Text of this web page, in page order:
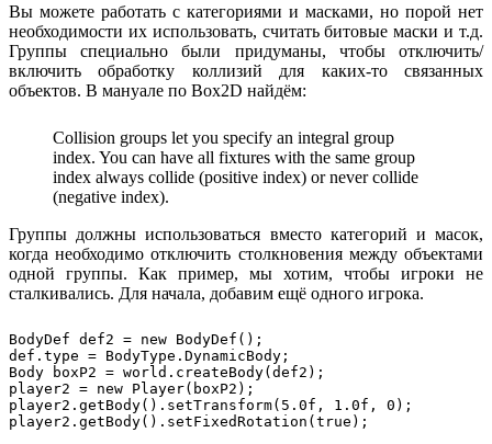
Вы можете работать с категориями и масками, но порой нет
необходимости их использовать, считать битовые маски и т.д.
Группы специально были придуманы, чтобы отключить/
включить обработку коллизий для каких-то связанных
объектов. В мануале по Box2D найдём:
Collision groups let you specify an integral group
index. You can have all fixtures with the same group
index always collide (positive index) or never collide
(negative index).
Группы должны использоваться вместо категорий и масок,
когда необходимо отключить столкновения между объектами
одной группы. Как пример, мы хотим, чтобы игроки не
сталкивались. Для начала, добавим ещё одного игрока.
BodyDef def2 = new BodyDef();
def.type = BodyType.DynamicBody;
Body boxP2 = world.createBody(def2);
player2 = new Player(boxP2);
player2.getBody().setTransform(5.0f, 1.0f, 0);